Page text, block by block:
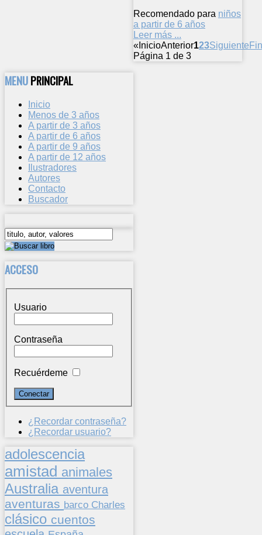
Recomendado para niños
a partir de 6 años
Leer más ...
« InicioAnterior123Siguiente
Página 1 de 3
MENUPRINCIPAL
Inicio
Menos de 3 años
A partir de 3 años
A partir de 6 años
A partir de 9 años
A partir de 12 años
Ilustradores
Autores
Contacto
Buscador
ACCESO
Usuario
Contraseña
Recuérdeme
¿Recordar contraseña?
¿Recordar usuario?
adolescencia
amistad animales
Australia aventura
aventuras barco Charles
clásico cuentos